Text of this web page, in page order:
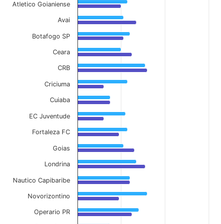
Atletico Goianiense
Avai
Botafogo SP
Ceara
CRB
Criciuma
Cuiaba
EC Juventude
Fortaleza FC
Goias
Londrina
Nautico Capibaribe
Novorizontino
Operario PR